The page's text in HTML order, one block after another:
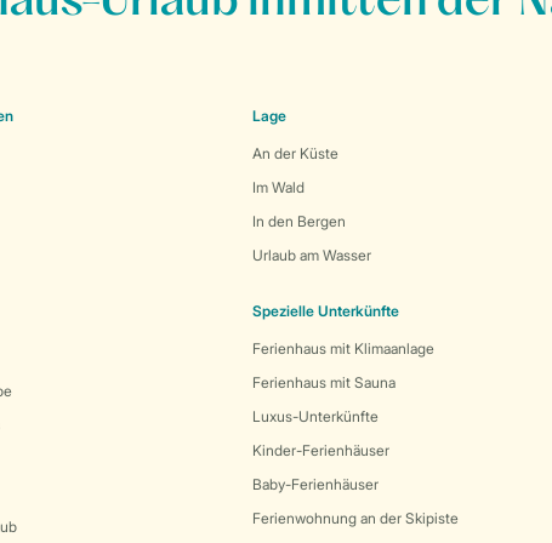
Lage
An der Küste
Im Wald
In den Bergen
Urlaub am Wasser
Spezielle Unterkünfte
Ferienhaus mit Klimaanlage
Ferienhaus mit Sauna
Luxus-Unterkünfte
Kinder-Ferienhäuser
Baby-Ferienhäuser
Ferienwohnung an der Skipiste